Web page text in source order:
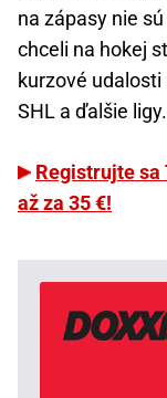
na zápasy nie
chceli na hokej
kurzové udalosti
SHL a ďalšie ligy.
Registrujte sa
až za 35 €!